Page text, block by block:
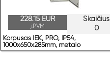
Skaičius
0
228.15 EUR
į.PVM
Korpusas IEK, PRO, IP54,
1000x650x285mm, metalo